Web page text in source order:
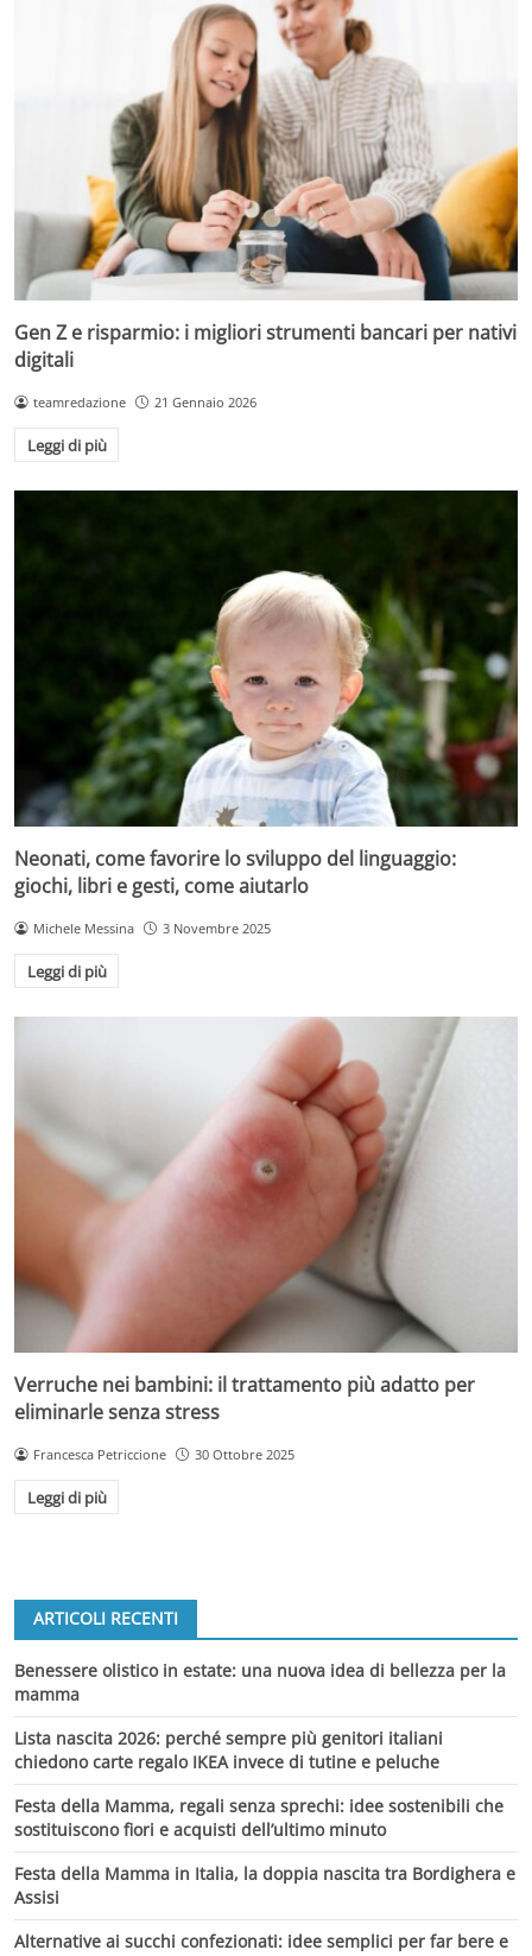
Gen Z e risparmio: i migliori strumenti bancari per nativi
digitali
teamredazione 21 Gennaio 2026
Leggi di più
Neonati, come favorire lo sviluppo del linguaggio:
giochi, libri e gesti, come aiutarlo
Michele Messina 3 Novembre 2025
Leggi di più
Verruche nei bambini: il trattamento più adatto per
eliminarle senza stress
Francesca Petriccione 30 Ottobre 2025
Leggi di più
ARTICOLI RECENTI
Benessere olistico in estate: una nuova idea di bellezza per la
mamma
Lista nascita 2026: perché sempre più genitori italiani
chiedono carte regalo IKEA invece di tutine e peluche
Festa della Mamma, regali senza sprechi: idee sostenibili che
sostituiscono fiori e acquisti dell’ultimo minuto
Festa della Mamma in Italia, la doppia nascita tra Bordighera e
Assisi
Alternative ai succhi confezionati: idee semplici per far bere e